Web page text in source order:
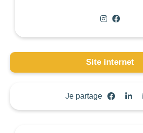
Site internet
Je partage
CONSEILLÉ POUR